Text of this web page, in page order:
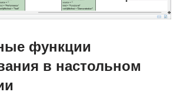
функции
в настольном